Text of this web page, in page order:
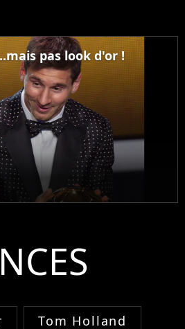
pas look d'or !
Tom Holland